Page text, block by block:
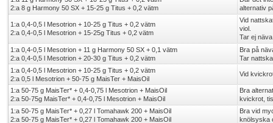
2:a 8 g Harmony 50 SX + 15-25 g Titus + 0,2 vätm
alternativ
1:a 0,4-0,5 l Mesotrion + 10-25 g Titus + 0,2 vätm
2:a 0,4-0,5 l Mesotrion + 15-25g Titus + 0,2 vätm
Vid
viol.
Tar ej
1:a 0,4-0,5 l Mesotrion + 11 g Harmony 50 SX + 0,1 vätm
2:a 0,4-0,5 l Mesotrion + 20-30 g Titus + 0,2 vätm
Bra på
Tar
1:a 0,4-0,5 l Mesotrion + 10-25 g Titus + 0,2 vätm
2:a 0,5 l Mesotrion + 50-75 g MaisTer + MaisOil
Vid
1:a 50-75 g MaisTer* + 0,4-0,75 l Mesotrion + MaisOil
2:a 50-75g MaisTer* + 0,4-0,75 l Mesotrion + MaisOil
Bra
kvickrot,
1:a 50-75 g MaisTer* + 0,27 l Tomahawk 200 + MaisOil
2:a 50-75 g MaisTer* + 0,27 l Tomahawk 200 + MaisOil
Bra vid
knölsyska